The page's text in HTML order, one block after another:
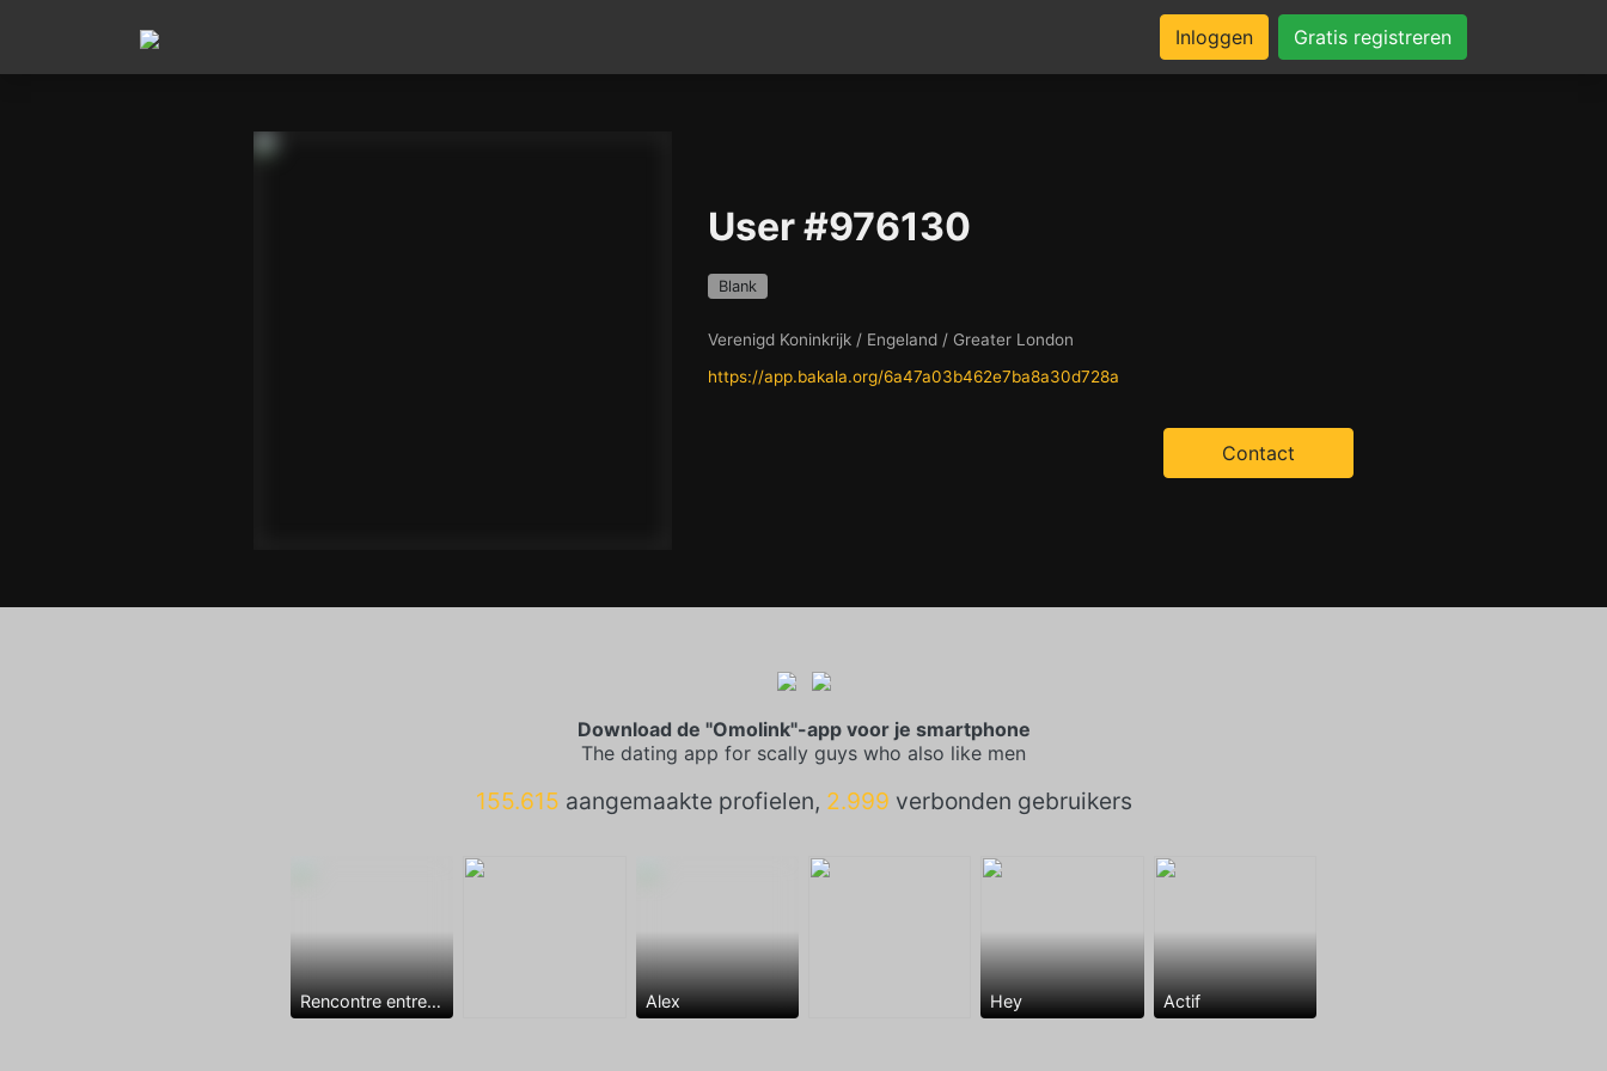
Inloggen Gratis registreren
User #976130
Blank
Verenigd Koninkrijk / Engeland / Greater London
https://app.bakala.org/6a47a03b462e7ba8a30d728a
Contact
Download de "Omolink"-app voor je smartphone
The dating app for scally guys who also like men
155.615 aangemaakte profielen, 2.999 verbonden gebruikers
Rencontre entre mecs Alex Hey Actif